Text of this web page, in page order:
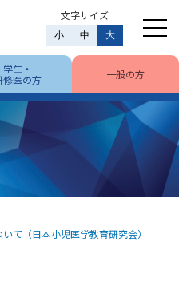
文字サイズ
小 中 大
学生・
修医の方
一般の方
て（日本小児医学教育研究会）